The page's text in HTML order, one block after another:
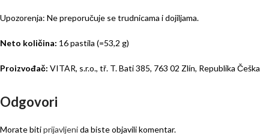
Upozorenja: Ne preporučuje se trudnicama i dojiljama.
Neto količina: 16 pastila (=53,2 g)
Proizvođač: VITAR, s.r.o., tř. T. Bati 385, 763 02 Zlín, Republika Češka
Odgovori
Morate bitiprijavljenida biste objavili komentar.